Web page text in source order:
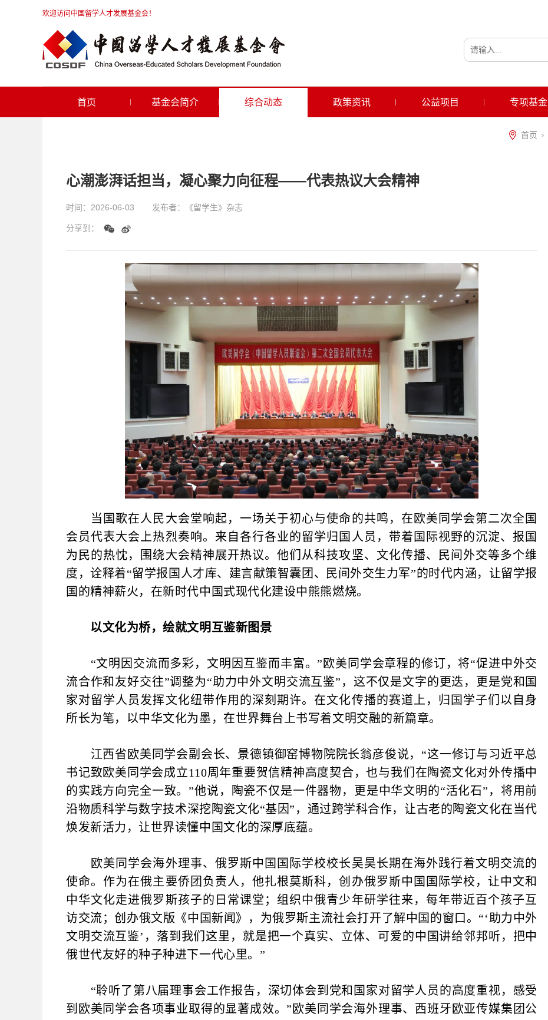
欢迎访问中国留学人才发展基金会！
首页 基金会简介 综合动态 政策资讯 公益项目 专项基金
首页
心潮澎湃话担当，凝心聚力向征程——代表热议大会精神
时间： 2026-06-03 发布者： 《留学生》杂志
分享到：
当国歌在人民大会堂响起，一场关于初心与使命的共鸣，在欧美同学会第二次全国
会员代表大会上热烈奏响。来自各行各业的留学归国人员，带着国际视野的沉淀、报国
为民的热忱，围绕大会精神展开热议。他们从科技攻坚、文化传播、民间外交等多个维
度，诠释着“留学报国人才库、建言献策智囊团、民间外交生力军”的时代内涵，让留学报
国的精神薪火，在新时代中国式现代化建设中熊熊燃烧。
以文化为桥，绘就文明互鉴新图景
“文明因交流而多彩，文明因互鉴而丰富。”欧美同学会章程的修订，将“促进中外交
流合作和友好交往”调整为“助力中外文明交流互鉴”，这不仅是文字的更迭，更是党和国
家对留学人员发挥文化纽带作用的深刻期许。在文化传播的赛道上，归国学子们以自身
所长为笔，以中华文化为墨，在世界舞台上书写着文明交融的新篇章。
江西省欧美同学会副会长、景德镇御窑博物院院长翁彦俊说，“这一修订与习近平总
书记致欧美同学会成立110周年重要贺信精神高度契合，也与我们在陶瓷文化对外传播中
的实践方向完全一致。”他说，陶瓷不仅是一件器物，更是中华文明的“活化石”，将用前
沿物质科学与数字技术深挖陶瓷文化“基因”，通过跨学科合作，让古老的陶瓷文化在当代
焕发新活力，让世界读懂中国文化的深厚底蕴。
欧美同学会海外理事、俄罗斯中国国际学校校长吴昊长期在海外践行着文明交流的
使命。作为在俄主要侨团负责人，他扎根莫斯科，创办俄罗斯中国国际学校，让中文和
中华文化走进俄罗斯孩子的日常课堂；组织中俄青少年研学往来，每年带近百个孩子互
访交流；创办俄文版《中国新闻》，为俄罗斯主流社会打开了解中国的窗口。“‘助力中外
文明交流互鉴’，落到我们这里，就是把一个真实、立体、可爱的中国讲给邻邦听，把中
俄世代友好的种子种进下一代心里。”
“聆听了第八届理事会工作报告，深切体会到党和国家对留学人员的高度重视，感受
到欧美同学会各项事业取得的显著成效。”欧美同学会海外理事、西班牙欧亚传媒集团公